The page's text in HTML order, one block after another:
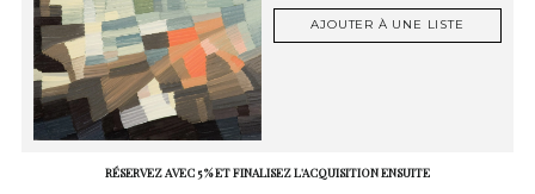
AJOUTER À UNE LISTE
RÉSERVEZ AVEC 5 % ET FINALISEZ L'ACQUISITION ENSUITE